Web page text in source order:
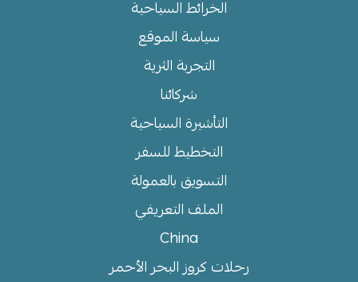
الخرائط السياحية
سياسة الموقع
التجربة الثرية
شركائنا
التأشيرة السياحية
التخطيط للسفر
التسويق بالعمولة
الملف التعريفي
China
رحلات كروز البحر الأحمر